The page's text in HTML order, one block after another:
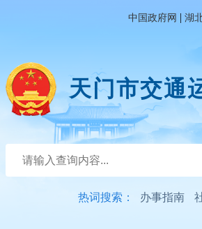
中国政府网 | 湖
天门市交通
热词搜索： 办事指南